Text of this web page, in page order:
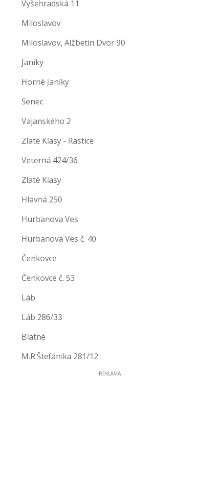
Vyšehradská 11
Miloslavov
Miloslavov, Alžbetin Dvor 90
Janíky
Horné Janíky
Senec
Vajanského 2
Zlaté Klasy - Rastice
Veterná 424/36
Zlaté Klasy
Hlavná 250
Hurbanova Ves
Hurbanova Ves č. 40
Čenkovce
Čenkovce č. 53
Láb
Láb 286/33
Blatné
M.R.Štefánika 281/12
REKLAMA